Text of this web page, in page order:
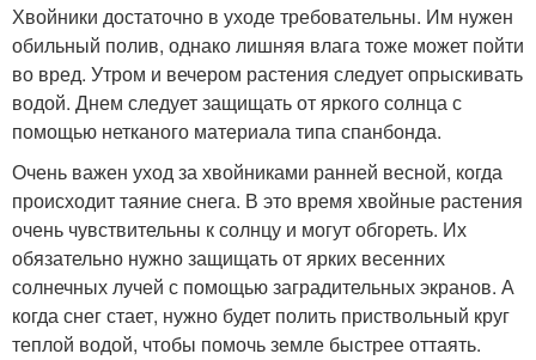
Хвойники достаточно в уходе требовательны. Им нужен
обильный полив, однако лишняя влага тоже может пойти
во вред. Утром и вечером растения следует опрыскивать
водой. Днем следует защищать от яркого солнца с
помощью нетканого материала типа спанбонда.
Очень важен уход за хвойниками ранней весной, когда
происходит таяние снега. В это время хвойные растения
очень чувствительны к солнцу и могут обгореть. Их
обязательно нужно защищать от ярких весенних
солнечных лучей с помощью заградительных экранов. А
когда снег стает, нужно будет полить приствольный круг
теплой водой, чтобы помочь земле быстрее оттаять.